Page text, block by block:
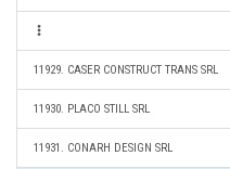
11929. CASER CONSTRUCT TRANS SRL
11930. PLACO STILL SRL
11931. CONARH DESIGN SRL